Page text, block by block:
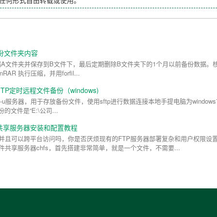
文件夹内容
文件夹并保存到B文件下，最后定期删除B文件夹下的1个月以前备份数据。
执行压缩，并用forfil...
定时远程文件备份（windows)
服务器，用于存放备份文件，使用sftp进行数据连接本地手提电脑为
的文件是“E:\公司...
服务器安装和配置教程
且可以跨平台访问吗，你是否厌烦现有的FTP服务器部署复杂和用户权限设
共享服务器chfs，首先搭建非常简单，就是一个文件，不需要...